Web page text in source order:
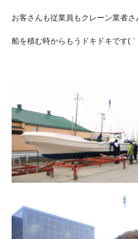
お客さんも従業員もクレーン業者さ
船を積む時からもうドキドキです(｀